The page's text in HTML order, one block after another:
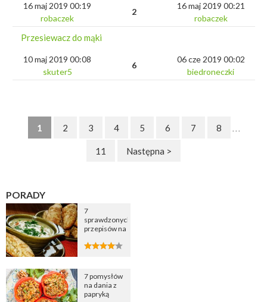
16 maj 2019 00:19
robaczek
2
16 maj 2019 00:21
robaczek
Przesiewacz do mąki
10 maj 2019 00:08
skuter5
6
06 cze 2019 00:02
biedroneczki
1 2 3 4 5 6 7 8
11 Następna >
PORADY
7
sprawdzonych
przepisów na
cebulową
7 pomysłów
na dania z
papryką